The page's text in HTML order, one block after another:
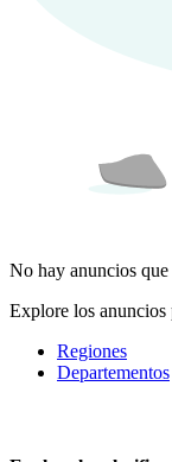
No hay anuncios
Explore los anuncios
Regiones
Departementos